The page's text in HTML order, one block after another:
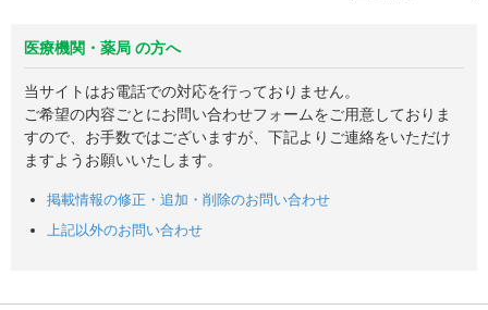
医療機関・薬局 の方へ
当サイトはお電話での対応を行っておりません。
ご希望の内容ごとにお問い合わせフォームをご用意しておりま
すので、お手数ではございますが、下記よりご連絡をいただけ
ますようお願いいたします。
掲載情報の修正・追加・削除のお問い合わせ
上記以外のお問い合わせ